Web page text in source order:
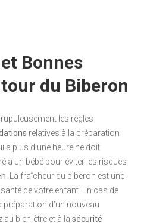
Bonnes
du Biberon
les règles
relatives à la préparation
a plus d’une heure ne doit
à un bébé pour éviter les risques
. La fraîcheur du biberon est une
de votre enfant. En cas de
d’un nouveau
bien-être et à la sécurité